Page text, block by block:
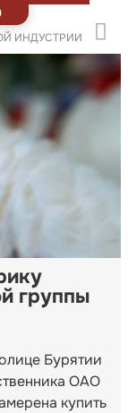
ИНДУСТРИИ
группы
Бурятии
ОАО
купить